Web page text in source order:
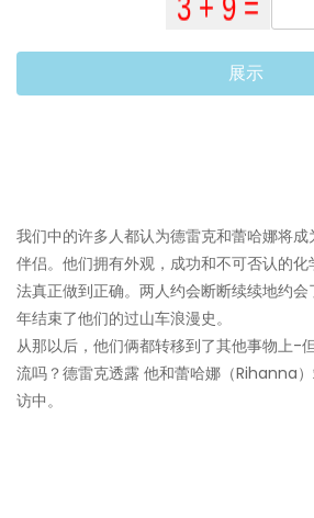
展示
我们中的许多人都认为德雷克和蕾哈娜将
伴侣。他们拥有外观，成功和不可否认的
法真正做到正确。两人约会断断续续地约
年结束了他们的过山车浪漫史。
从那以后，他们俩都转移到了其他事物上-
流吗？德雷克透露 他和蕾哈娜（Rihanna
访中。